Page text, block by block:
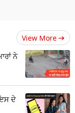
View More
ਨੇ
ਦੇ